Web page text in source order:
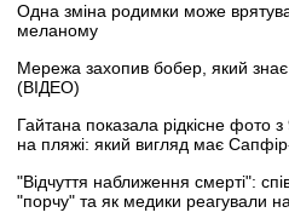
Одна зміна родимки може
меланому
Мережа захопив бобер, який
(ВІДЕО)
Гайтана показала рідкісне фото
на пляжі: який вигляд має
"Відчуття наближення смерті":
"порчу" та як медики реагували на